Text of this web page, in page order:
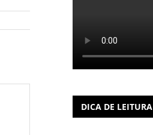
DICA DE LEITURA